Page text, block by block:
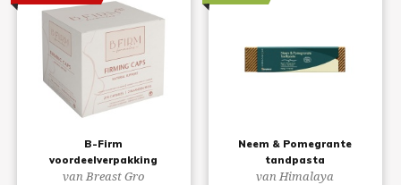
B-Firm
voordeelverpakking
van Breast Gro
Neem & Pomegrante
tandpasta
van Himalaya